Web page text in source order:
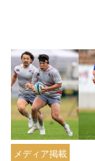
メディア掲載